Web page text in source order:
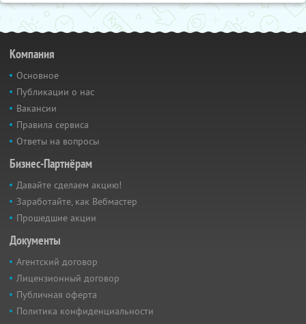
Компания
Основное
Публикации о нас
Вакансии
Правила сервиса
Ответы на вопросы
Бизнес-Партнёрам
Давайте сделаем акцию!
Заработайте, как Вебмастер
Прошедшие акции
Документы
Агентский договор
Лицензионный договор
Публичная оферта
Политика конфиденциальности